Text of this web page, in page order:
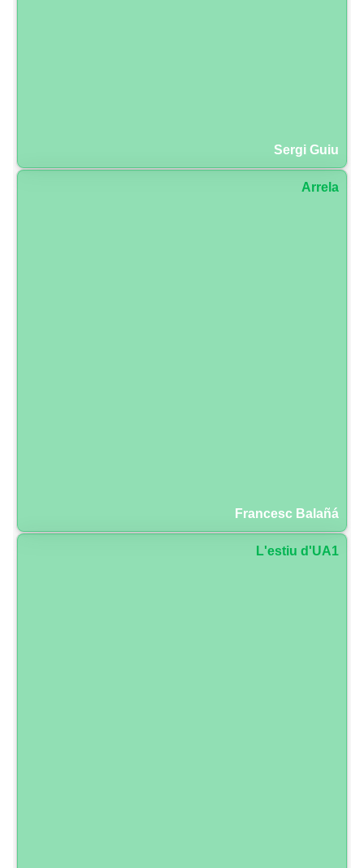
Sergi Guiu
Arrela
Francesc Balañá
L'estiu d'UA1